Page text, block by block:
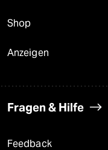
Shop
Anzeigen
Fragen & Hilfe
Feedback